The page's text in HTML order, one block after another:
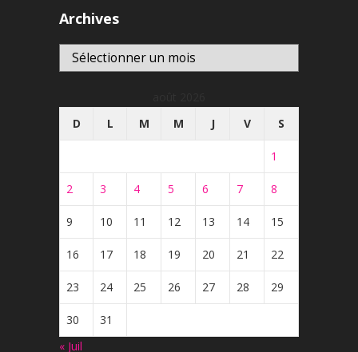
Archives
Archives
D
L M M J V S
1
2 3 4 5 6 7 8
9 10 11 12 13 14 15
16 17 18 19 20 21 22
23 24 25 26 27 28 29
30
31
« Juil